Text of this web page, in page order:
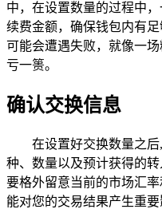
中，在设置数量的过程中
续费金额，确保钱包内有
可能会遭遇失败，就像一
亏一篑。
确认交换信息
在设置好交换数量之
种、数量以及预计获得的
要格外留意当前的市场汇
能对您的交易结果产生重